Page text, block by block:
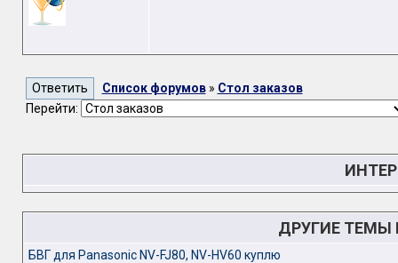
Список форумов» Стол заказов
Перейти:
ДРУГИЕ ТЕМЫ
БВГ для Panasonic NV-FJ80, NV-HV60 куплю